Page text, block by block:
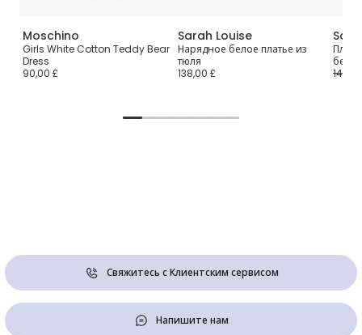
Moschino
Girls White Cotton Teddy Bear
Dress
90,00 £
Sarah Louise
Нарядное белое платье из
тюля
138,00 £
Свяжитесь с Клиентским сервисом
Напишите нам